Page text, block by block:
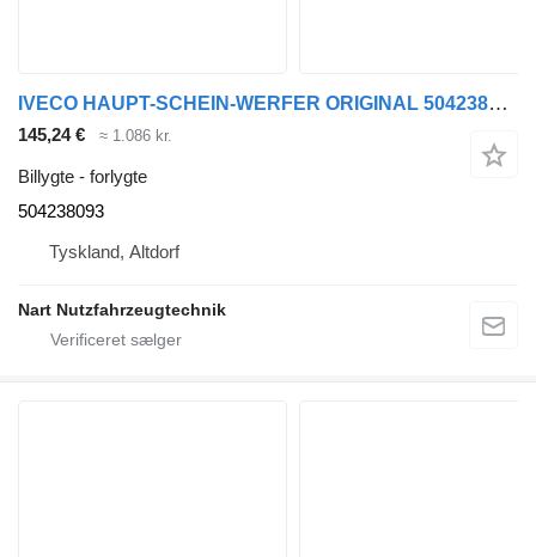
IVECO HAUPT-SCHEIN-WERFER ORIGINAL 504238093 forlygte til IVECO Eurocargo trækker
145,24 € ≈ 1.086 kr.
Billygte - forlygte
504238093
Tyskland, Altdorf
Nart Nutzfahrzeugtechnik